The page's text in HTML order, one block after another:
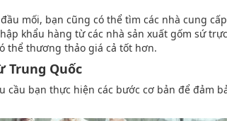
mối, bạn cũng có thể tìm các nhà cung
khẩu hàng từ các nhà sản xuất gốm sứ
thể thương thảo giá cả tốt hơn.
Trung Quốc
cầu bạn thực hiện các bước cơ bản để đảm